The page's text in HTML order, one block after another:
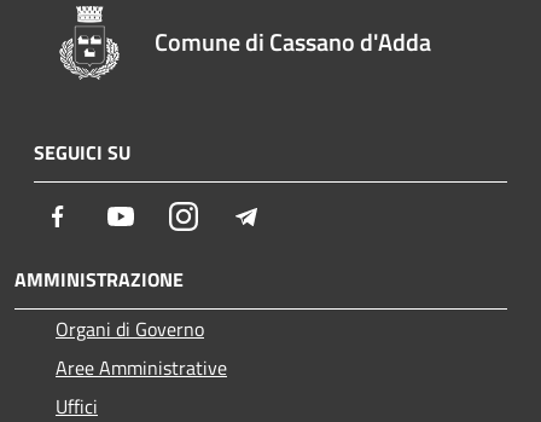
Comune di Cassano d'Adda
SEGUICI SU
Facebook YoutubeInstagram
AMMINISTRAZIONE
Organi di Governo
Aree Amministrative
Uffici